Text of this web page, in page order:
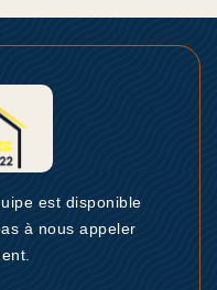
est disponible
à nous appeler